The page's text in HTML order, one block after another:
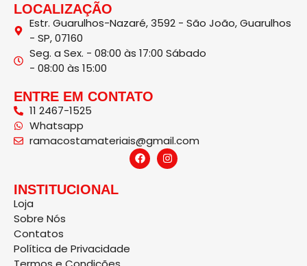
LOCALIZAÇÃO
Estr. Guarulhos-Nazaré, 3592 - São João, Guarulhos
- SP, 07160
Seg. a Sex. - 08:00 às 17:00 Sábado
- 08:00 às 15:00
ENTRE EM CONTATO
11 2467-1525
Whatsapp
ramacostamateriais@gmail.com
INSTITUCIONAL
Loja
Sobre Nós
Contatos
Política de Privacidade